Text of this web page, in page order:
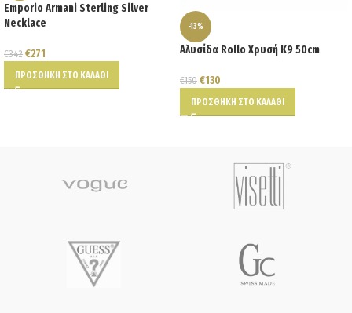
Emporio Armani Sterling Silver
Necklace
€342 €271
ΠΡΟΣΘΉΚΗ ΣΤΟ ΚΑΛΆΘΙ
-13%
Αλυσίδα Rollo Χρυσή K9 50cm
€150 €130
ΠΡΟΣΘΉΚΗ ΣΤΟ ΚΑΛΆΘΙ